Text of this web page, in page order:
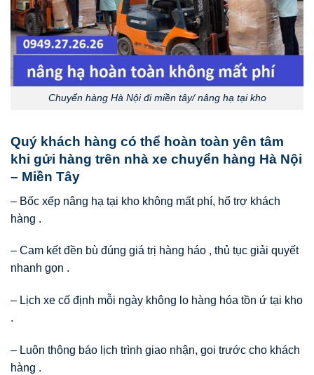
Chuyển hàng Hà Nội đi miền tây/ nâng hạ tại kho
Quý khách hàng có thể hoàn toàn yên tâm
khi gửi hàng trên nhà xe chuyển hàng Hà Nội
– Miền Tây
– Bốc xếp nâng hạ tại kho không mất phí, hổ trợ khách
hàng .
– Cam kết đền bù đúng giá trị hàng háo , thủ tục giải quyết
nhanh gọn .
– Lịch xe cố định mỗi ngày không lo hàng hóa tồn ứ tại kho
.
– Luôn thông báo lịch trình giao nhận, goi trước cho khách
hàng .